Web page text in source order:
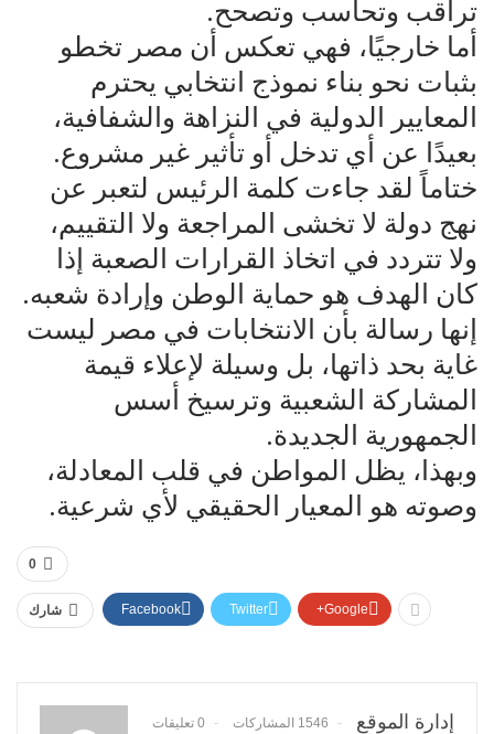
تراقب وتحاسب وتصحح.
أما خارجيًا، فهي تعكس أن مصر تخطو
بثبات نحو بناء نموذج انتخابي يحترم
المعايير الدولية في النزاهة والشفافية،
بعيدًا عن أي تدخل أو تأثير غير مشروع.
ختاماً لقد جاءت كلمة الرئيس لتعبر عن
نهج دولة لا تخشى المراجعة ولا التقييم،
ولا تتردد في اتخاذ القرارات الصعبة إذا
كان الهدف هو حماية الوطن وإرادة شعبه.
إنها رسالة بأن الانتخابات في مصر ليست
غاية بحد ذاتها، بل وسيلة لإعلاء قيمة
المشاركة الشعبية وترسيخ أسس
الجمهورية الجديدة.
وبهذا، يظل المواطن في قلب المعادلة،
وصوته هو المعيار الحقيقي لأي شرعية.
0
شارك Facebook Twitter Google+
إدارة الموقع 1546 المشاركات 0 تعليقات